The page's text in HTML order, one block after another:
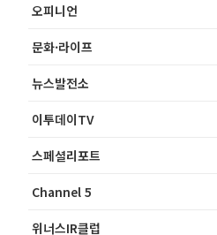
오피니언
문화·라이프
뉴스발전소
이투데이TV
스페셜리포트
Channel 5
위너스IR클럽